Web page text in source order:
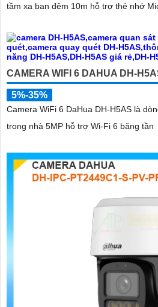
tầm xa ban đêm 10m hỗ trợ thẻ nhớ
CAMERA WIFI 6 DAHUA DH-
5%-35%
Camera WiFi 6 DaHua DH-H5AS là
trong nhà 5MP hỗ trợ Wi-Fi 6 băng tần